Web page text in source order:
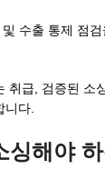
수출 통제 점
급, 검증된
다.
해야